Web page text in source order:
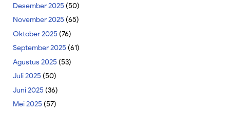
Desember 2025 (50)
November 2025 (65)
Oktober 2025 (76)
September 2025 (61)
Agustus 2025 (53)
Juli 2025 (50)
Juni 2025 (36)
Mei 2025 (57)